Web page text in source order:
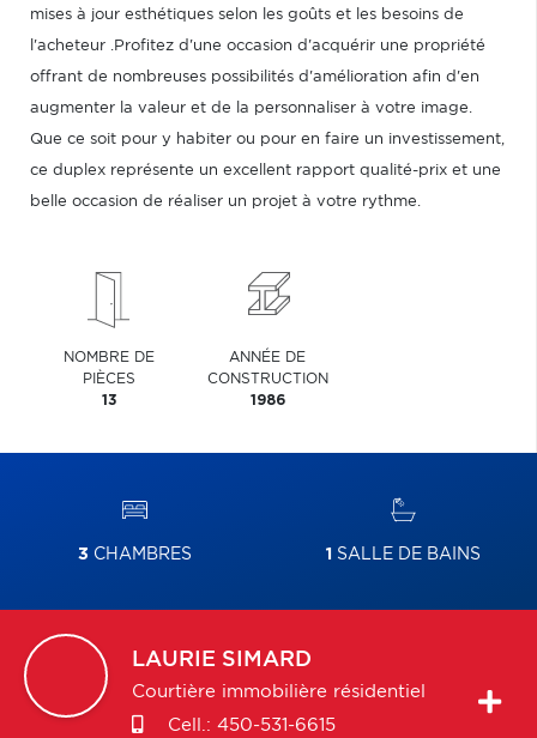
mises à jour esthétiques selon les goûts et les besoins de
l'acheteur .Profitez d'une occasion d'acquérir une propriété
offrant de nombreuses possibilités d'amélioration afin d'en
augmenter la valeur et de la personnaliser à votre image.
Que ce soit pour y habiter ou pour en faire un investissement,
ce duplex représente un excellent rapport qualité-prix et une
belle occasion de réaliser un projet à votre rythme.
NOMBRE DE
PIÈCES
13
ANNÉE DE
CONSTRUCTION
1986
3 CHAMBRES 1 SALLE DE BAINS
LAURIE SIMARD
Courtière immobilière résidentiel
Cell.: 450-531-6615